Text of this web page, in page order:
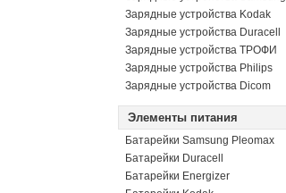
Зарядные устройства Kodak
Зарядные устройства Duracell
Зарядные устройства ТРОФИ
Зарядные устройства Philips
Зарядные устройства Dicom
Элементы питания
Батарейки Samsung Pleomax
Батарейки Duracell
Батарейки Energizer